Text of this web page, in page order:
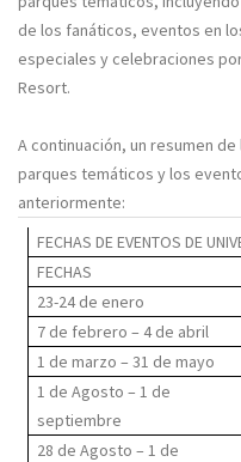
de los fanáticos, eventos en
especiales y celebraciones
Resort.
A continuación, un resumen
parques temáticos y los
anteriormente:
FECHAS DE EVENTOS DE
FECHAS
23-24 de enero
7 de febrero – 4 de abril
1 de marzo – 31 de mayo
1 de Agosto – 1 de
septiembre
28 de Agosto – 1 de